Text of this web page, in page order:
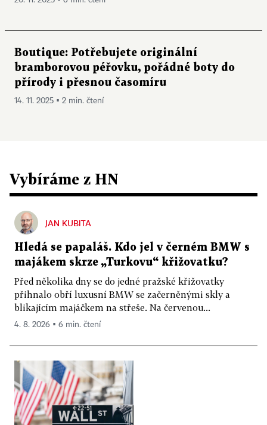
Boutique: Potřebujete originální
bramborovou péřovku, pořádné boty do
přírody i přesnou časomíru
14. 11. 2025 ▪ 2 min. čtení
Vybíráme z HN
JAN KUBITA
Hledá se papaláš. Kdo jel v černém BMW s
majákem skrze „Turkovu“ křižovatku?
Před několika dny se do jedné pražské křižovatky
přihnalo obří luxusní BMW se začerněnými skly a
blikajícím majáčkem na střeše. Na červenou...
4. 8. 2026 ▪ 6 min. čtení